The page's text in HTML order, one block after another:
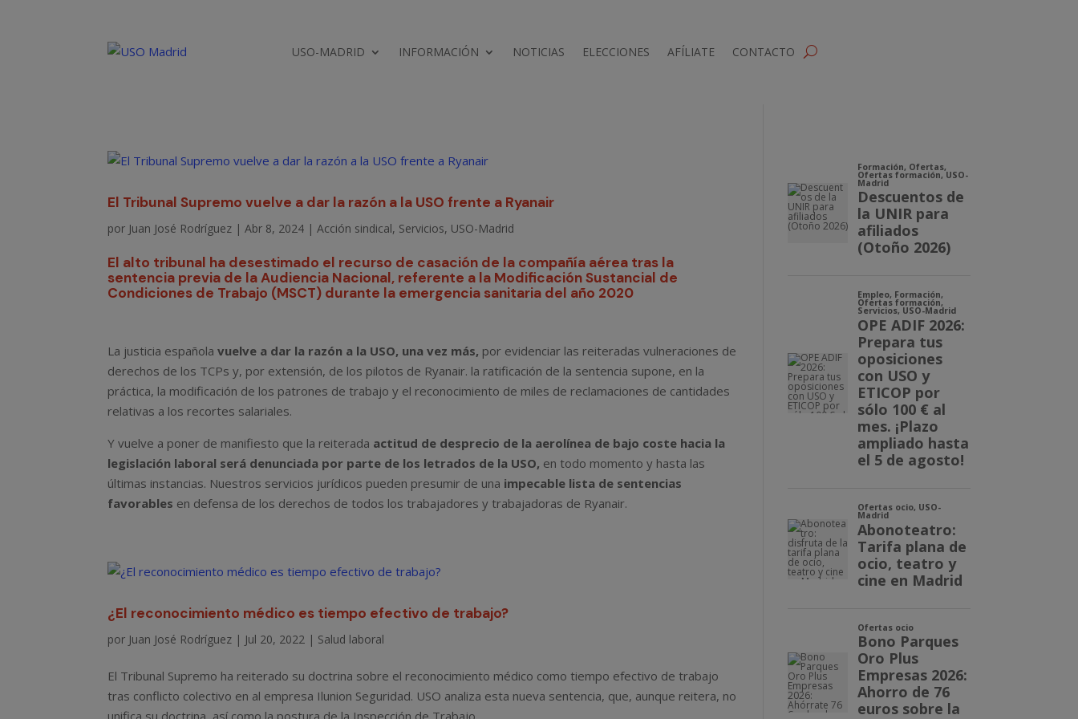
USO-MADRID INFORMACIÓN NOTICIAS ELECCIONES AFÍLIATE CONTACTO
El Tribunal Supremo vuelve a dar la razón a la USO frente a Ryanair
por Juan José Rodríguez |Abr 8, 2024 |Acción sindical, Servicios, USO-Madrid
El alto tribunal ha desestimado el recurso de casación de la compañía aérea tras la
sentencia previa de la Audiencia Nacional, referente a la Modificación Sustancial de
Condiciones de Trabajo (MSCT) durante la emergencia sanitaria del año 2020
La justicia españolavuelve a dar la razón a la USO, una vez más, por evidenciar las reiteradas vulneraciones de
derechos de los TCPs y, por extensión, de los pilotos de Ryanair. la ratificación de la sentencia supone, en la
práctica, la modificación de los patrones de trabajo y el reconocimiento de miles de reclamaciones de cantidades
relativas a los recortes salariales.
Y vuelve a poner de manifiesto que la reiterada actitud de desprecio de la aerolínea de bajo coste hacia la
legislación laboral será denunciada por parte de los letrados de la USO, en todo momento y hasta las
últimas instancias. Nuestros servicios jurídicos pueden presumir de una impecable lista de sentencias
favorables en defensa de los derechos de todos los trabajadores y trabajadoras de Ryanair.
¿El reconocimiento médico es tiempo efectivo de trabajo?
por Juan José Rodríguez | Jul 20, 2022 | Salud laboral
El Tribunal Supremo ha reiterado su doctrina sobre el reconocimiento médico como tiempo efectivo de trabajo
tras conflicto colectivo en al empresa Ilunion Seguridad. USO analiza esta nueva sentencia, que, aunque reitera, no
unifica su doctrina, así como la postura de la Inspección de Trabajo.